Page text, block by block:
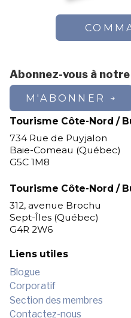
Abonnez-vous à
M'ABONNER
Tourisme Côte-Nord /
734 Rue de Puyjalon
Baie-Comeau (Québec)
G5C 1M8
Tourisme Côte-Nord /
312, avenue Brochu
Sept-Îles (Québec)
G4R 2W6
Liens utiles
Blogue
Corporatif
Section des membres
Contactez-nous